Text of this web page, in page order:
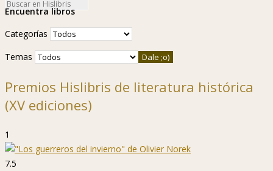
Encuentra libros
Categorías
Temas
Premios Hislibris de literatura histórica
(XV ediciones)
1
7.5